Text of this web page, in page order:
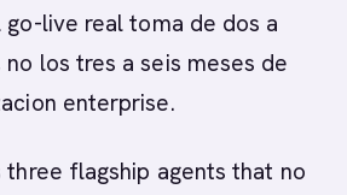
go-live real toma de dos a
los tres a seis meses de
enterprise.
three flagship agents that no